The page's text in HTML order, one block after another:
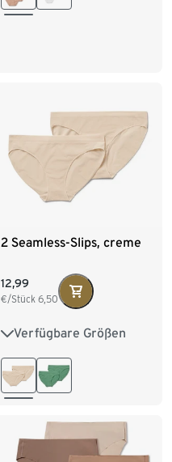
2 Seamless-Slips, creme
12,99
€/Stück 6,50
Verfügbare Größen
S 36/38 M 40/42
L 44/46